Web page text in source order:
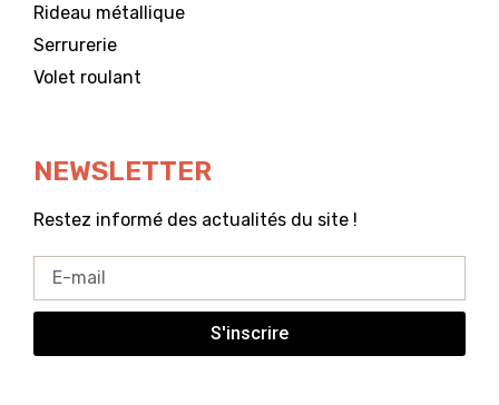
Rideau métallique
Serrurerie
Volet roulant
NEWSLETTER
Restez informé des actualités du site !
S'inscrire